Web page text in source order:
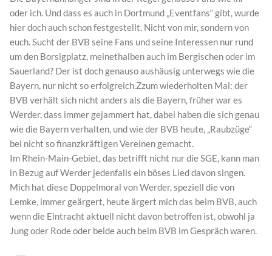
oder ich. Und dass es auch in Dortmund „Eventfans“ gibt, wurde
hier doch auch schon festgestellt. Nicht von mir, sondern von
euch. Sucht der BVB seine Fans und seine Interessen nur rund
um den Borsigplatz, meinethalben auch im Bergischen oder im
Sauerland? Der ist doch genauso aushäusig unterwegs wie die
Bayern, nur nicht so erfolgreich.Zzum wiederholten Mal: der
BVB verhält sich nicht anders als die Bayern, früher war es
Werder, dass immer gejammert hat, dabei haben die sich genau
wie die Bayern verhalten, und wie der BVB heute, „Raubzüge“
bei nicht so finanzkräftigen Vereinen gemacht.
Im Rhein-Main-Gebiet, das betrifft nicht nur die SGE, kann man
in Bezug auf Werder jedenfalls ein böses Lied davon singen.
Mich hat diese Doppelmoral von Werder, speziell die von
Lemke, immer geärgert, heute ärgert mich das beim BVB, auch
wenn die Eintracht aktuell nicht davon betroffen ist, obwohl ja
Jung oder Rode oder beide auch beim BVB im Gespräch waren.